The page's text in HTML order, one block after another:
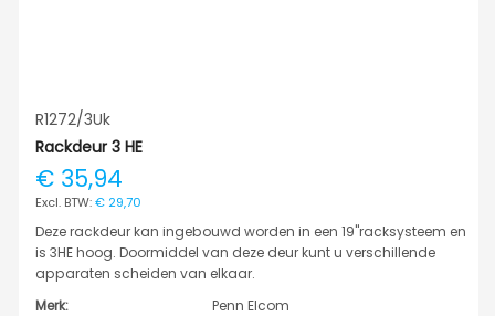
R1272/3Uk
Rackdeur 3 HE
€ 35,94
€ 29,70
Deze rackdeur kan ingebouwd worden in een 19"racksysteem en
is 3HE hoog. Doormiddel van deze deur kunt u verschillende
apparaten scheiden van elkaar.
Merk:
Penn Elcom